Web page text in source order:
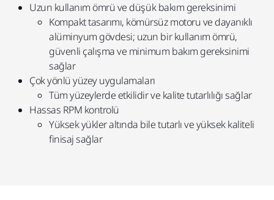
Uzun kullanım ömrü ve düşük bakım gereksinimi
Kompakt tasarımı, kömürsüz motoru ve dayanıklı
alüminyum gövdesi; uzun bir kullanım ömrü,
güvenli çalışma ve minimum bakım gereksinimi
sağlar
Çok yönlü yüzey uygulamaları
Tüm yüzeylerde etkilidir ve kalite tutarlılığı sağlar
Hassas RPM kontrolü
Yüksek yükler altında bile tutarlı ve yüksek kaliteli
finisaj sağlar